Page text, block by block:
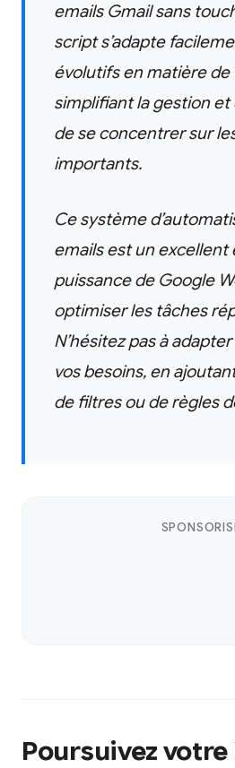
emails Gmail sans
script s’adapte
évolutifs en matière de
simplifiant la gestion
de se concentrer sur
importants.
Ce système
emails est un excellent
puissance de Google
optimiser les tâches
N’hésitez pas à
vos besoins, en
de filtres ou de règles
Poursuivez